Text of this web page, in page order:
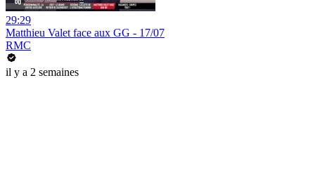
29:29
Matthieu Valet face aux GG - 17/07
RMC
il y a 2 semaines